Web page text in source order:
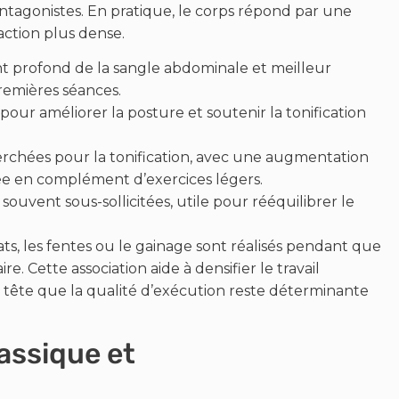
En pratique, le corps répond par une
plus dense.
profond de la sangle abdominale et meilleur
séances.
améliorer la posture et soutenir la tonification
pour la tonification, avec une augmentation
en complément d’exercices légers.
sous-sollicitées, utile pour rééquilibrer le
les fentes ou le gainage sont réalisés pendant que
Cette association aide à densifier le travail
que la qualité d’exécution reste déterminante
et